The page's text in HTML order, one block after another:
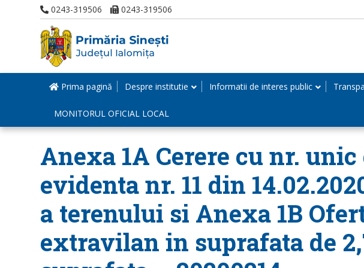
0243-319506 0243-319506
Prima pagină Despre institutie Informatii de interes public
MONITORUL OFICIAL LOCAL
Anexa 1A Cerere cu nr.
evidenta nr. 11 din
a terenului si Anexa 1B
extravilan in suprafata de